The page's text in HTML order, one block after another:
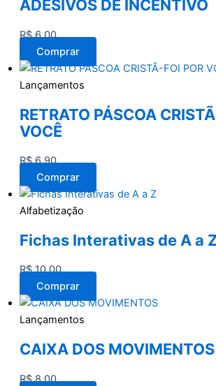
ADESIVOS DE INCENTIVO
R$6,00
Comprar
Lançamentos
RETRATO PÁSCOA
VOCÊ
R$6,90
Comprar
Alfabetização
Fichas Interativas de A a
R$10,00
Comprar
Lançamentos
CAIXA DOS MOVIMENTOS
R$8,00